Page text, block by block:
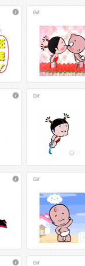
Gif
Gif
Gif
Gif